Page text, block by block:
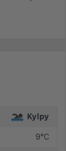
Kylpy
9°C